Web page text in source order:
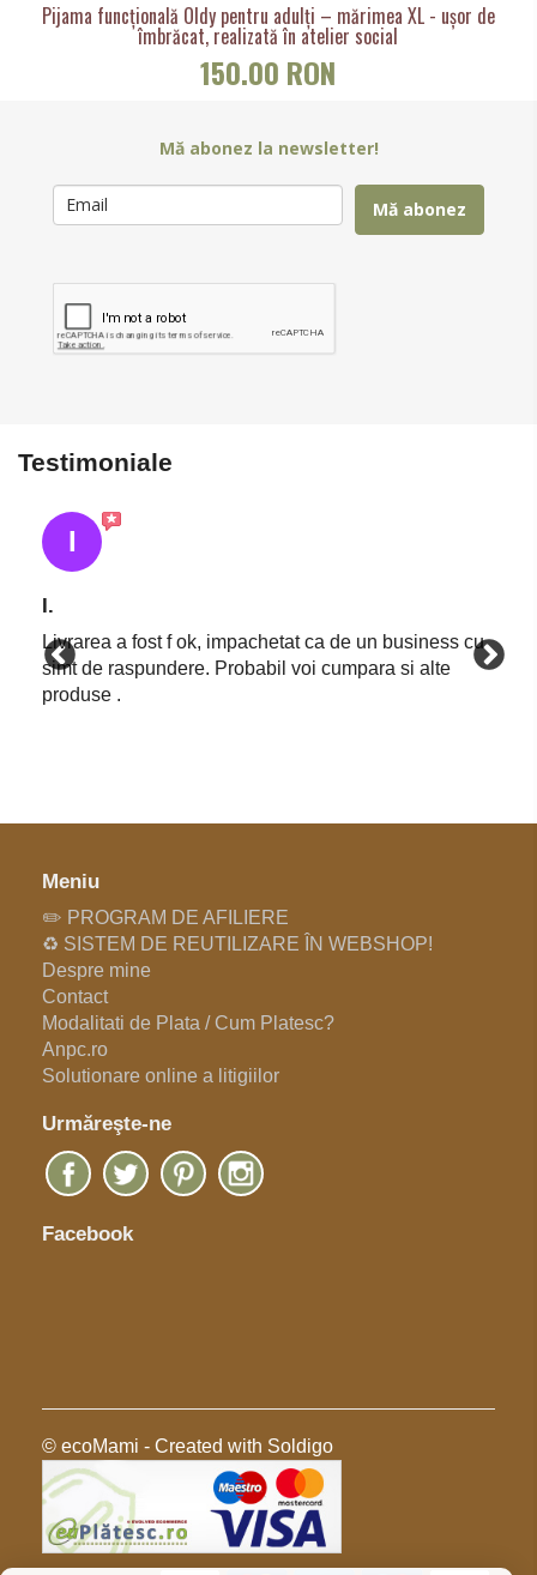
Pijama funcțională Oldy pentru adulți – mărimea XL - ușor de
îmbrăcat, realizată în atelier social
150.00 RON
Mă abonez la newsletter!
Mă abonez
Testimoniale
I
I.
Livrarea a fost f ok, impachetat ca de un business cu
simt de raspundere. Probabil voi cumpara si alte
produse .
Meniu
✏️ PROGRAM DE AFILIERE
♻️ SISTEM DE REUTILIZARE ÎN WEBSHOP!
Despre mine
Contact
Modalitati de Plata / Cum Platesc?
Anpc.ro
Solutionare online a litigiilor
Urmăreşte-ne
Facebook
© ecoMami - Created with Soldigo